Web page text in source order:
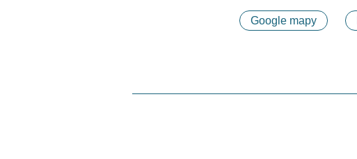
Google mapy